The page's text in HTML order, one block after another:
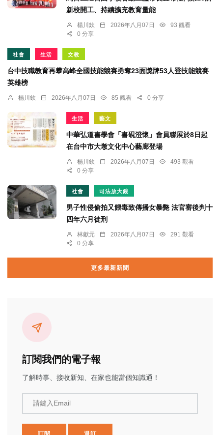
新校開工、持續擴充教育量能
楊川欽 2026年八月07日
93 觀看
0 分享
社會 生活 文教
台中技職教育再攀高峰全國技能競賽勇奪23面獎牌53人登技能競賽
英雄榜
楊川欽 2026年八月07日 85 觀看 0 分享
生活 藝文
中華弘道書學會「書硯澄懷」會員聯展於8日起
在台中市大墩文化中心藝廊登場
楊川欽 2026年八月07日
493 觀看
0 分享
社會 司法放大鏡
男子性侵偷拍又餵毒致傳播女暴斃 法官審後判十
四年六月徒刑
林獻元 2026年八月07日
291 觀看
0 分享
更多最新新聞
訂閱我們的電子報
了解時事、接收新知、在家也能當個知識通！
請鍵入Email